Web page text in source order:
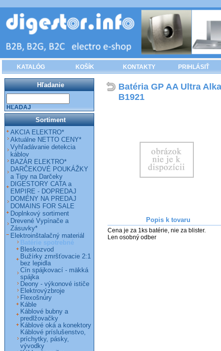
KATALÓG KOŠÍK KONTAKTY PRIHLÁSIŤ
Batéria GP AA Ultra
B1921
Popis k tovaru
Cena je za 1ks batérie, nie za blister.
Len osobný odber
Hľadanie
HĽADAJ
Sortiment
AKCIA ELEKTRO*
Aktuálne NETTO CENY*
Vyhľadávanie detekcia
káblov
BAZÁR ELEKTRO*
DARČEKOVÉ POUKÁŽKY
a Tipy na Darčeky
DIGESTORY CATA a
EMPIRE - DOPREDAJ
DOMÉNY NA PREDAJ
DOMAINS FOR SALE
Doplnkový sortiment
Drevené Vypínače a
Zásuvky*
Elektroinštalačný materiál
Batérie spotrebné
Bleskozvod
Bužírky zmršťovacie 2:1
bez lepidla
Cín spájkovací - mäkká
spájka
Deony - výkonové ističe
Elektrovýzbroje
Flexošnúry
Káble
Káblové bubny a
predlžovačky
Káblové oká a konektory
Káblové príslušenstvo,
príchytky, pásky,
vývodky